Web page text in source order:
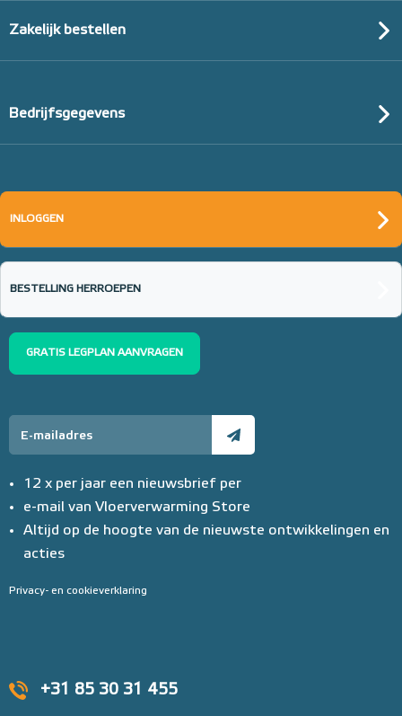
+31 85 30 31 455
Zakelijk bestellen
Bedrijfsgegevens
INLOGGEN
BESTELLING HERROEPEN
GRATIS LEGPLAN AANVRAGEN
12 x per jaar een nieuwsbrief per
e-mail van Vloerverwarming Store
Altijd op de hoogte van de nieuwste ontwikkelingen en
acties
Privacy- en cookieverklaring